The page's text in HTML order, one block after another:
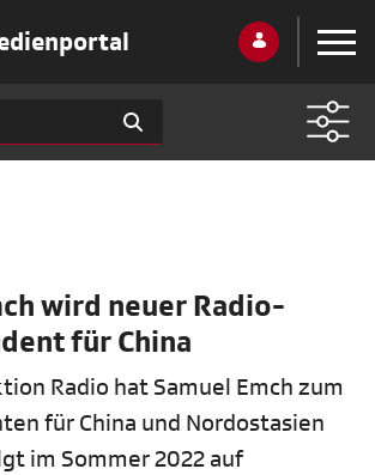
wird neuer Radio-
für China
Radio hat Samuel Emch zum
für China und Nordostasien
im Sommer 2022 auf